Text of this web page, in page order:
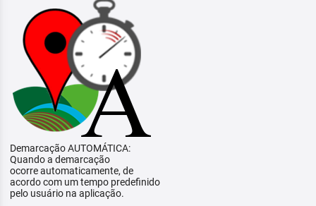
Demarcação AUTOMÁTICA:
Quando a demarcação
ocorre automaticamente, de
acordo com um tempo predefinido
pelo usuário na aplicação.